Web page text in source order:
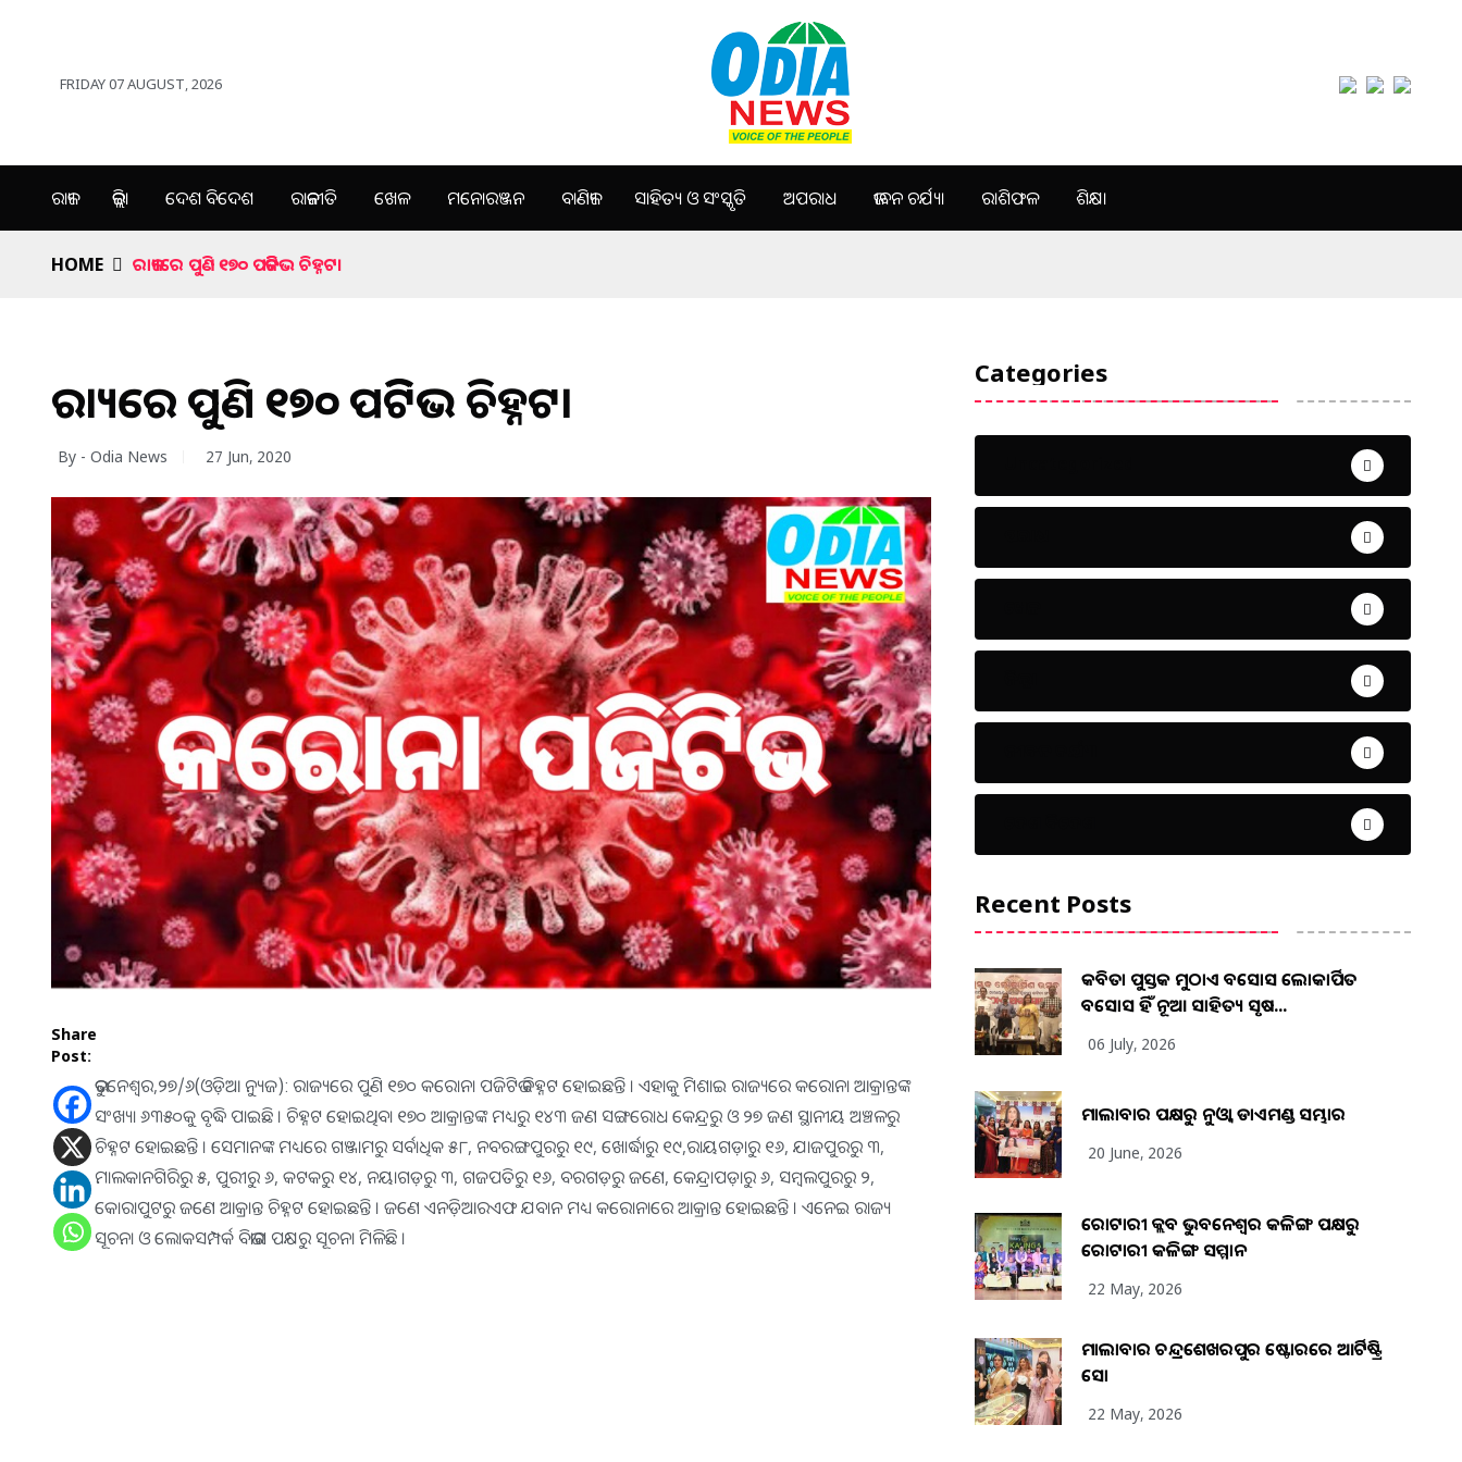
FRIDAY 07 AUGUST, 2026
ରାଜ୍ୟ ଜିଲ୍ଲା ଦେଶ ବିଦେଶ ରାଜନୀତି ଖେଳ ମନୋରଞ୍ଜନ ବାଣିଜ୍ୟ ସାହିତ୍ୟ ଓ ସଂସ୍କୃତି ଅପରାଧ ଜୀବନ ଚର୍ଯ୍ୟା ରାଶିଫଳ ଶିକ୍ଷା
HOME ରାଜ୍ୟରେ ପୁଣି ୧୭୦ ପଜିଟିଭ ଚିହ୍ନଟ।
ରାଜ୍ୟରେ ପୁଣି ୧୭୦ ପଜିଟିଭ ଚିହ୍ନଟ।
By - Odia News 27 Jun, 2020
Share
Post:
ଭୁବନେଶ୍ୱର,୨୭/୬(ଓଡ଼ିଆ ନ୍ୟୁଜ): ରାଜ୍ୟରେ ପୁଣି ୧୭୦ କରୋନା ପଜିଟିଭ ଚିହ୍ନଟ ହୋଇଛନ୍ତି । ଏହାକୁ ମିଶାଇ ରାଜ୍ୟରେ କରୋନା ଆକ୍ରାନ୍ତଙ୍କ
ସଂଖ୍ୟା ୬୩୫୦କୁ ବୃଦ୍ଧି ପାଇଛି । ଚିହ୍ନଟ ହୋଇଥିବା ୧୭୦ ଆକ୍ରାନ୍ତଙ୍କ ମଧ୍ୟରୁ ୧୪୩ ଜଣ ସଙ୍ଗରୋଧ କେନ୍ଦ୍ରରୁ ଓ ୨୭ ଜଣ ସ୍ଥାନୀୟ ଅଞ୍ଚଳରୁ
ଚିହ୍ନଟ ହୋଇଛନ୍ତି । ସେମାନଙ୍କ ମଧ୍ୟରେ ଗଞ୍ଜାମରୁ ସର୍ବାଧିକ ୫୮, ନବରଙ୍ଗପୁରରୁ ୧୯, ଖୋର୍ଦ୍ଧାରୁ ୧୯,ରାୟଗଡ଼ାରୁ ୧୬, ଯାଜପୁରରୁ ୩,
ମାଲକାନଗିରିରୁ ୫, ପୁରୀରୁ ୬, କଟକରୁ ୧୪, ନୟାଗଡ଼ରୁ ୩, ଗଜପତିରୁ ୧୬, ବରଗଡ଼ରୁ ଜଣେ, କେନ୍ଦ୍ରାପଡ଼ାରୁ ୬, ସମ୍ବଲପୁରରୁ ୨,
କୋରାପୁଟରୁ ଜଣେ ଆକ୍ରାନ୍ତ ଚିହ୍ନଟ ହୋଇଛନ୍ତି । ଜଣେ ଏନଡ଼ିଆରଏଫ ଯବାନ ମଧ୍ୟ କରୋନାରେ ଆକ୍ରାନ୍ତ ହୋଇଛନ୍ତି । ଏନେଇ ରାଜ୍ୟ
ସୂଚନା ଓ ଲୋକସମ୍ପର୍କ ବିଭାଗ ପକ୍ଷରୁ ସୂଚନା ମିଳିଛି ।
Categories
Recent Posts
କବିତା ପୁସ୍ତକ ମୁଠାଏ ଅବସୋସ ଲୋକାର୍ପିତ
ଅବସୋସ ହିଁ ନୂଆ ସାହିତ୍ୟ ସୃଷ...
06 July, 2026
ମାଲାବାର ପକ୍ଷରୁ ନୁଓ୍ବା ଡାଏମଣ୍ଡ ସମ୍ଭାର
20 June, 2026
ରୋଟାରୀ କ୍ଲବ ଭୁବନେଶ୍ୱର କଳିଙ୍ଗ ପକ୍ଷରୁ
ରୋଟାରୀ କଳିଙ୍ଗ ସମ୍ମାନ
22 May, 2026
ମାଲାବାର ଚନ୍ଦ୍ରଶେଖରପୁର ଷ୍ଟୋରରେ ଆର୍ଟିଷ୍ଟ୍ରି
ସୋ
22 May, 2026